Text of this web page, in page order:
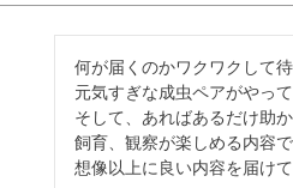
何が届くのかワクワクして
元気すぎな成虫ペアがやって
そして、あればあるだけ助
飼育、観察が楽しめる内容で
想像以上に良い内容を届け